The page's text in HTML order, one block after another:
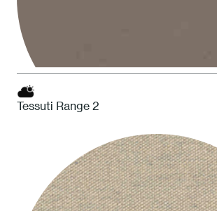
STO Tortora
Tessuti Range 2